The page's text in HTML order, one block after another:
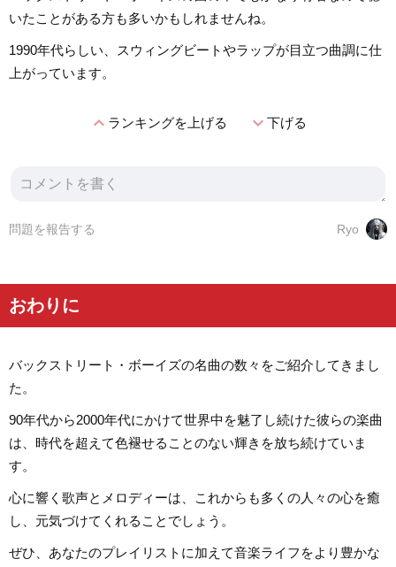
いたことがある方も多いかもしれませんね。
1990年代らしい、スウィングビートやラップが目立つ曲調に仕
上がっています。
expand_lessランキングを上げる expand_more下げる
Ryo
問題を報告する
おわりに
バックストリート・ボーイズの名曲の数々をご紹介してきまし
た。
90年代から2000年代にかけて世界中を魅了し続けた彼らの楽曲
は、時代を超えて色褪せることのない輝きを放ち続けていま
す。
心に響く歌声とメロディーは、これからも多くの人々の心を癒
し、元気づけてくれることでしょう。
ぜひ、あなたのプレイリストに加えて音楽ライフをより豊かな